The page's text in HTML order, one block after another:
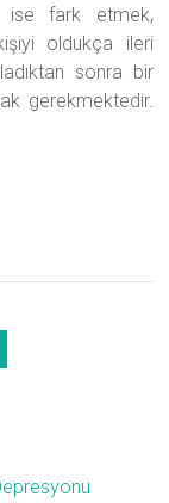
ise fark etmek,
oldukça ileri
sonra bir
gerekmektedir.